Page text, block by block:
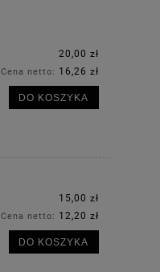
20,00 zł
Cena netto: 16,26 zł
DO KOSZYKA
15,00 zł
Cena netto: 12,20 zł
DO KOSZYKA